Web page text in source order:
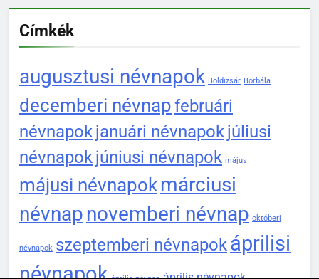
Címkék
augusztusi névnapok Boldizsár Borbála
decemberi névnapfebruári
névnapokjanuári névnapokjúliusi
névnapokjúniusi névnapok május
májusi névnapokmárciusi
névnap novemberi névnap októberi
névnapok szeptemberi névnapokáprilisi
névnapok